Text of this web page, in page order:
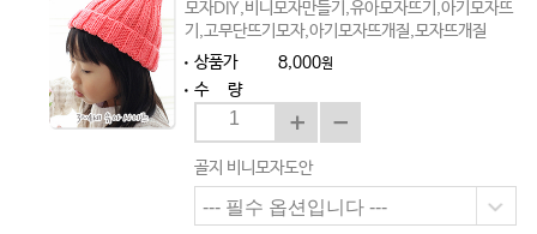
모자DIY,비니모자만들기,유아모자뜨기,아기모자뜨
기,고무단뜨기모자,아기모자뜨개질,모자뜨개질
상품가
8,000원
수 량
골지 비니모자도안